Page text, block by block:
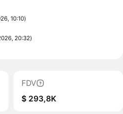
10:10)
20:32)
FDV
$ 293,8K